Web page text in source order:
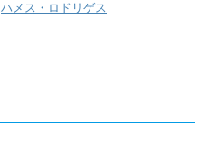
ハメス・ロドリゲス